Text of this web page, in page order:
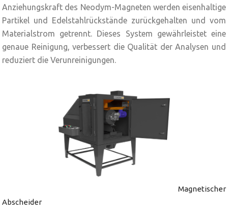
Anziehungskraft des Neodym-Magneten werden eisenhaltige
Partikel und Edelstahlrückstände zurückgehalten und vom
Materialstrom getrennt. Dieses System gewährleistet eine
genaue Reinigung, verbessert die Qualität der Analysen und
reduziert die Verunreinigungen.
Magnetischer
Abscheider